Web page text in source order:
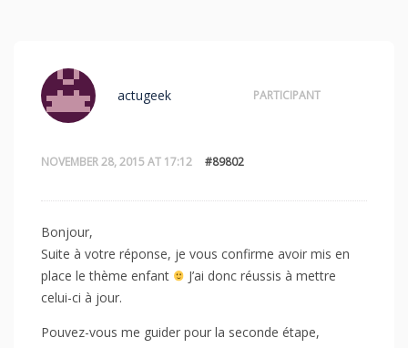
NOVEMBER 28, 2015 AT 17:12 #89802
actugeek PARTICIPANT
Bonjour,
Suite à votre réponse, je vous confirme avoir mis en
place le thème enfant
J’ai donc réussis à mettre
celui-ci à jour.
Pouvez-vous me guider pour la seconde étape,